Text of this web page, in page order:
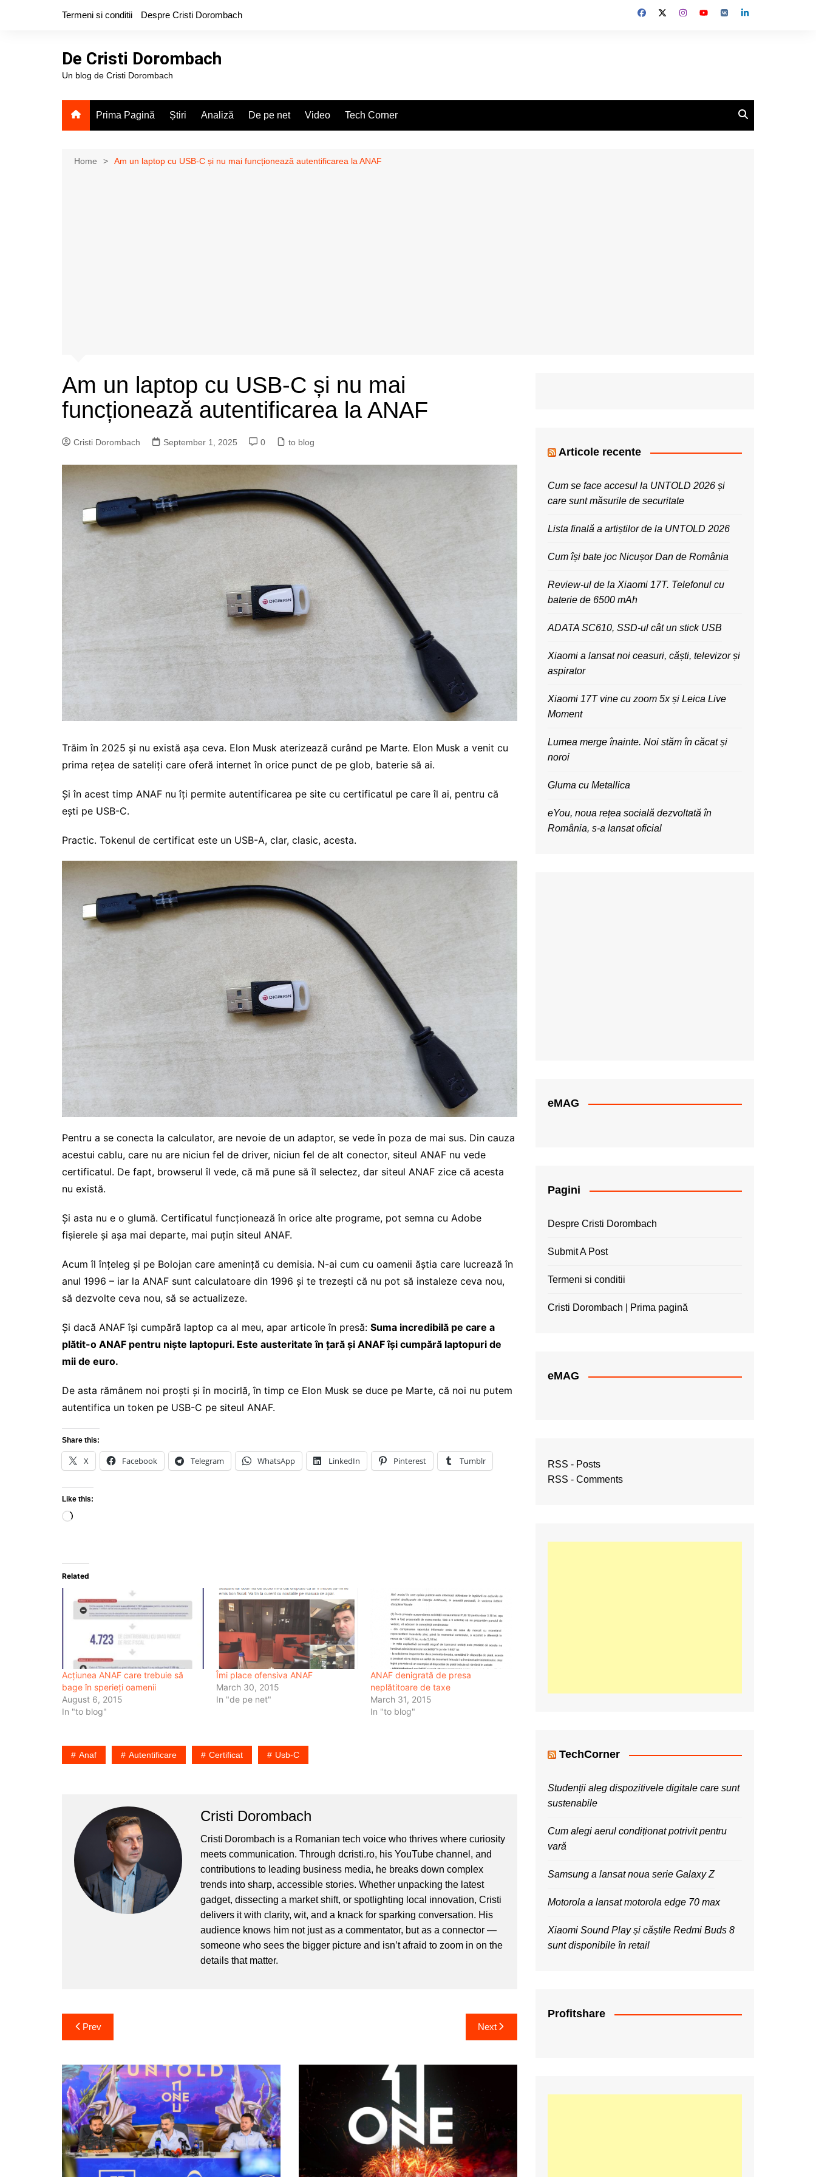
Termeni si conditii Despre Cristi Dorombach
De Cristi Dorombach
Un blog de Cristi Dorombach
Prima Pagină Știri Analiză De pe net Video Tech Corner
Home Am un laptop cu USB-C și nu mai funcționează autentificarea la ANAF
Am un laptop cu USB-C și nu mai
funcționează autentificarea la ANAF
Cristi Dorombach September 1, 2025 0 to blog
Trăim în 2025 și nu există așa ceva. Elon Musk aterizează curând pe Marte. Elon Musk a venit cu
prima rețea de sateliți care oferă internet în orice punct de pe glob, baterie să ai.
Și în acest timp ANAF nu îți permite autentificarea pe site cu certificatul pe care îl ai, pentru că
ești pe USB-C.
Practic. Tokenul de certificat este un USB-A, clar, clasic, acesta.
Pentru a se conecta la calculator, are nevoie de un adaptor, se vede în poza de mai sus. Din cauza
acestui cablu, care nu are niciun fel de driver, niciun fel de alt conector, siteul ANAF nu vede
certificatul. De fapt, browserul îl vede, că mă pune să îl selectez, dar siteul ANAF zice că acesta
nu există.
Și asta nu e o glumă. Certificatul funcționează în orice alte programe, pot semna cu Adobe
fișierele și așa mai departe, mai puțin siteul ANAF.
Acum îl înțeleg și pe Bolojan care amenință cu demisia. N-ai cum cu oamenii ăștia care lucrează în
anul 1996 – iar la ANAF sunt calculatoare din 1996 și te trezești că nu pot să instaleze ceva nou,
să dezvolte ceva nou, să se actualizeze.
Și dacă ANAF își cumpără laptop ca al meu, apar articole în presă: Suma incredibilă pe care a
plătit-o ANAF pentru niște laptopuri. Este austeritate în țară și ANAF își cumpără laptopuri de
mii de euro.
De asta rămânem noi proști și în mocirlă, în timp ce Elon Musk se duce pe Marte, că noi nu putem
autentifica un token pe USB-C pe siteul ANAF.
Share this:
X Facebook Telegram WhatsApp LinkedIn Pinterest Tumblr
Like this:
Loading…
Related
Acțiunea ANAF care trebuie să
bage în sperieți oamenii
August 6, 2015
In "to blog"
Îmi place ofensiva ANAF
March 30, 2015
In "de pe net"
ANAF denigrată de presa
neplătitoare de taxe
March 31, 2015
In "to blog"
Anaf Autentificare Certificat Usb-C
Cristi Dorombach
Cristi Dorombach is a Romanian tech voice who thrives where curiosity
meets communication. Through dcristi.ro, his YouTube channel, and
contributions to leading business media, he breaks down complex
trends into sharp, accessible stories. Whether unpacking the latest
gadget, dissecting a market shift, or spotlighting local innovation, Cristi
delivers it with clarity, wit, and a knack for sparking conversation. His
audience knows him not just as a commentator, but as a connector —
someone who sees the bigger picture and isn’t afraid to zoom in on the
details that matter.
Post
navigation
Prev Next
Articole recente
Cum se face accesul la UNTOLD 2026 și
care sunt măsurile de securitate
Lista finală a artiștilor de la UNTOLD 2026
Cum își bate joc Nicușor Dan de România
Review-ul de la Xiaomi 17T. Telefonul cu
baterie de 6500 mAh
ADATA SC610, SSD-ul cât un stick USB
Xiaomi a lansat noi ceasuri, căști, televizor și
aspirator
Xiaomi 17T vine cu zoom 5x și Leica Live
Moment
Lumea merge înainte. Noi stăm în căcat și
noroi
Gluma cu Metallica
eYou, noua rețea socială dezvoltată în
România, s-a lansat oficial
eMAG
Pagini
Despre Cristi Dorombach
Submit A Post
Termeni si conditii
Cristi Dorombach | Prima pagină
eMAG
RSS - Posts
RSS - Comments
TechCorner
Studenții aleg dispozitivele digitale care sunt
sustenabile
Cum alegi aerul condiționat potrivit pentru
vară
Samsung a lansat noua serie Galaxy Z
Motorola a lansat motorola edge 70 max
Xiaomi Sound Play și căștile Redmi Buds 8
sunt disponibile în retail
Profitshare